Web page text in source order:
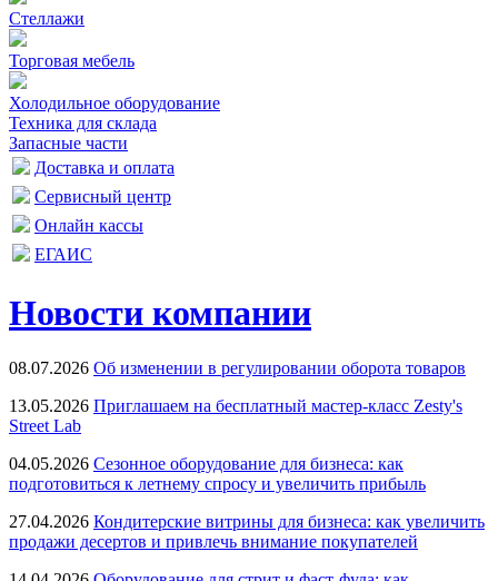
Стеллажи
Торговая мебель
Холодильное оборудование
Техника для склада
Запасные части
Доставка и оплата
Сервисный центр
Онлайн кассы
ЕГАИС
Новости компании
08.07.2026 Об изменении в регулировании оборота товаров
13.05.2026 Приглашаем на бесплатный мастер-класс Zesty's
Street Lab
04.05.2026 Сезонное оборудование для бизнеса: как
подготовиться к летнему спросу и увеличить прибыль
27.04.2026 Кондитерские витрины для бизнеса: как увеличить
продажи десертов и привлечь внимание покупателей